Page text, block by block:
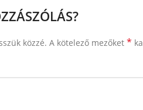
közzé. A kötelező mezőket *